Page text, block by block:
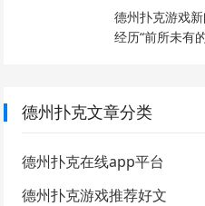
德州扑克游戏
经历“前所未有
德州扑克文章分类
德州扑克在线app平台
德州扑克游戏推荐好文